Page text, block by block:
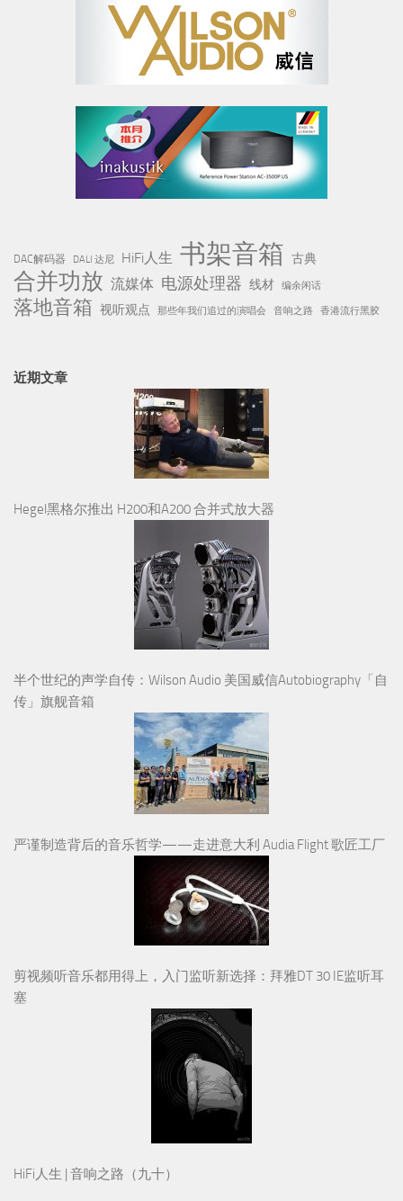
DAC解码器 DALI 达尼 HiFi人生 书架音箱 古典
合并功放 流媒体 电源处理器 线材 编余闲话
落地音箱 视听观点 那些年我们追过的演唱会 音响之路 香港流行黑胶
近期文章
Hegel黑格尔推出 H200和A200 合并式放大器
半个世纪的声学自传：Wilson Audio 美国威信Autobiography「自
传」旗舰音箱
严谨制造背后的音乐哲学——走进意大利 Audia Flight 歌匠工厂
剪视频听音乐都用得上，入门监听新选择：拜雅DT 30 IE监听耳
塞
HiFi人生 | 音响之路（九十）